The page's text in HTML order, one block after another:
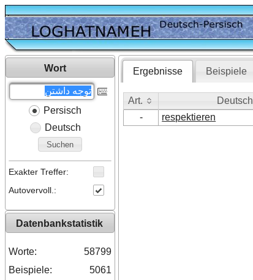
Wort
Persisch
Deutsch
Suchen
Exakter Treffer:
Autovervoll.:
Datenbankstatistik
Worte:
58799
Beispiele:
5061
Ergebnisse Beispiele
Art. Deutsch
- respektieren